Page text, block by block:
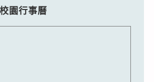
園行事曆